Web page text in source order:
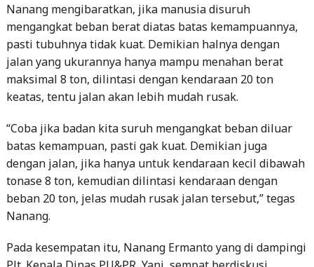
Nanang mengibaratkan, jika manusia disuruh
mengangkat beban berat diatas batas kemampuannya,
pasti tubuhnya tidak kuat. Demikian halnya dengan
jalan yang ukurannya hanya mampu menahan berat
maksimal 8 ton, dilintasi dengan kendaraan 20 ton
keatas, tentu jalan akan lebih mudah rusak.
“Coba jika badan kita suruh mengangkat beban diluar
batas kemampuan, pasti gak kuat. Demikian juga
dengan jalan, jika hanya untuk kendaraan kecil dibawah
tonase 8 ton, kemudian dilintasi kendaraan dengan
beban 20 ton, jelas mudah rusak jalan tersebut,” tegas
Nanang.
Pada kesempatan itu, Nanang Ermanto yang di dampingi